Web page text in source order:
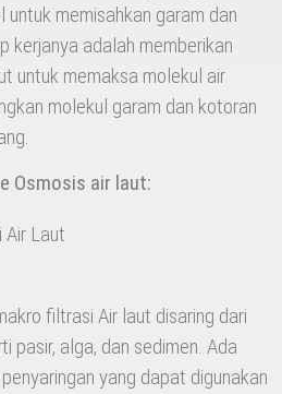
memisahkan garam dan
kerjanya adalah memberikan
untuk memaksa molekul air
molekul garam dan kotoran
Osmosis air laut:
filtrasi Air laut disaring dari
pasir, alga, dan sedimen. Ada
yang dapat digunakan